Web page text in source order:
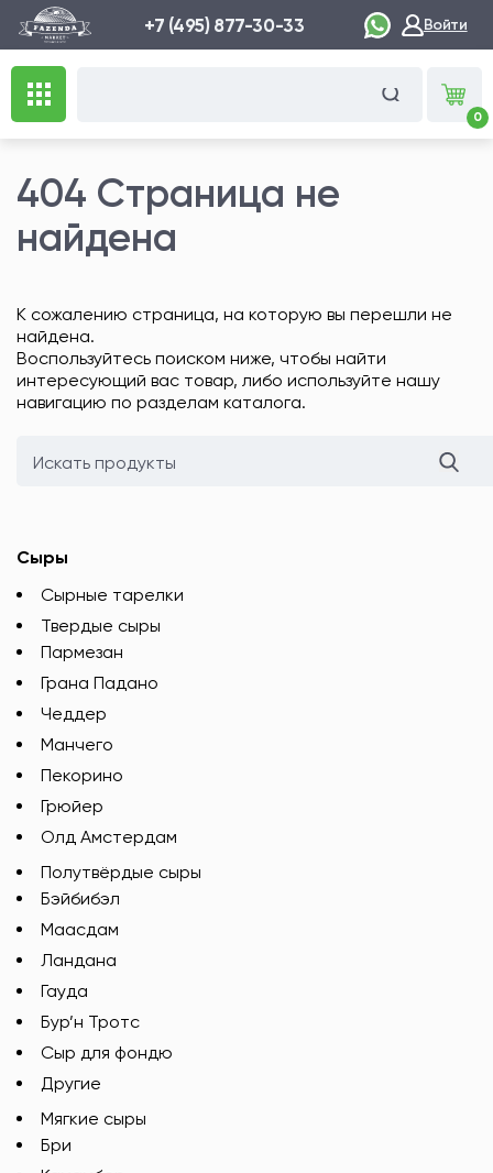
+7 (495) 877-30-33 Войти
0
404 Страница не
найдена
К сожалению страница, на которую вы перешли не
найдена.
Воспользуйтесь поиском ниже, чтобы найти
интересующий вас товар, либо используйте нашу
навигацию по разделам каталога.
Сыры
Сырные тарелки
Твердые сыры
Пармезан
Грана Падано
Чеддер
Манчего
Пекорино
Грюйер
Олд Амстердам
Полутвёрдые сыры
Бэйбибэл
Маасдам
Ландана
Гауда
Бур’н Тротс
Сыр для фондю
Другие
Мягкие сыры
Бри